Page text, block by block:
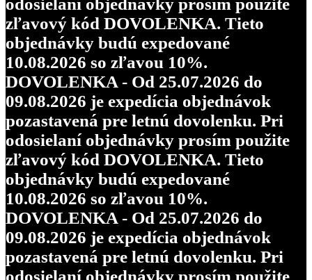
odosielaní objednávky prosím použite
zľavový kód DOVOLENKA. Tieto
objednávky budú expedované
10.08.2026 so zľavou 10%.
DOVOLENKA - Od 25.07.2026 do
09.08.2026 je expedícia objednávok
pozastavená pre letnú dovolenku. Pri
odosielaní objednávky prosím použite
zľavový kód DOVOLENKA. Tieto
objednávky budú expedované
10.08.2026 so zľavou 10%.
DOVOLENKA - Od 25.07.2026 do
09.08.2026 je expedícia objednávok
pozastavená pre letnú dovolenku. Pri
odosielaní objednávky prosím použite